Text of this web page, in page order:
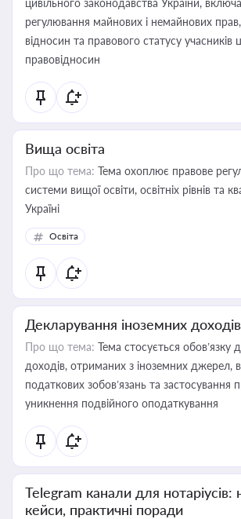
цивільного законодавства України,
регулювання майнових і немайнових
відносин та правового статусу учасників
правовідносин
Вища освіта
Про що тема: Тема охоплює правове
системи вищої освіти, освітніх рівнів та
Україні
Освіта
Декларування іноземних доходів
Про що тема: Тема стосується обов’язку
доходів, отриманих з іноземних джерел,
податкових зобов’язань та застосування
уникнення подвійного оподаткування
Telegram канали для нотаріусів:
кейси, практичні поради